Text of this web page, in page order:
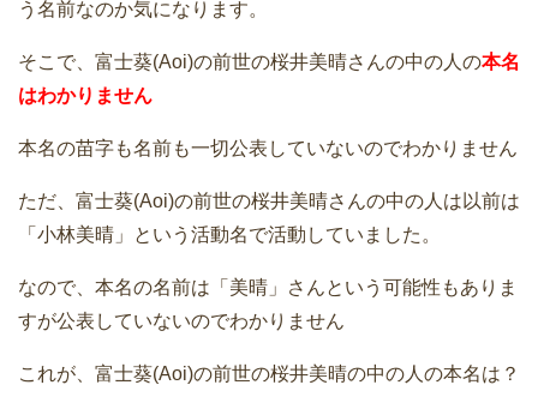
う名前なのか気になります。
そこで、富士葵(Aoi)の前世の桜井美晴さんの中の人の本名
はわかりません
本名の苗字も名前も一切公表していないのでわかりません
ただ、富士葵(Aoi)の前世の桜井美晴さんの中の人は以前は
「小林美晴」という活動名で活動していました。
なので、本名の名前は「美晴」さんという可能性もありま
すが公表していないのでわかりません
これが、富士葵(Aoi)の前世の桜井美晴の中の人の本名は？